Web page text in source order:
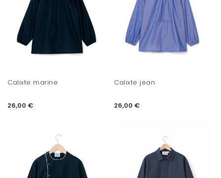
Calixte marine
26,00 €
Calixte jean
26,00 €